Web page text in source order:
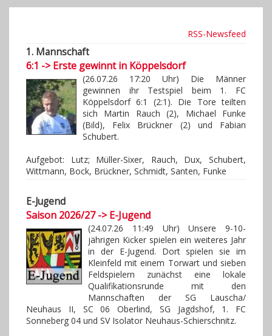
Sponsoren
Links
Gästebuch
RSS-Newsfeed
1. Mannschaft
6:1 -> Erste gewinnt in Köppelsdorf
(26.07.26 17:20 Uhr) Die Männer
gewinnen ihr Testspiel beim 1. FC
Köppelsdorf 6:1 (2:1). Die Tore teilten
sich Martin Rauch (2), Michael Funke
(Bild), Felix Brückner (2) und Fabian
Schubert.
Aufgebot: Lutz; Müller-Sixer, Rauch, Dux, Schubert,
Wittmann, Bock, Brückner, Schmidt, Santen, Funke
E-Jugend
Saison 2026/27 -> E-Jugend
(24.07.26 11:49 Uhr) Unsere 9-10-
jährigen Kicker spielen ein weiteres Jahr
in der E-Jugend. Dort spielen sie im
Kleinfeld mit einem Torwart und sieben
Feldspielern zunächst eine lokale
Qualifikationsrunde mit den
Mannschaften der SG Lauscha/
Neuhaus II, SC 06 Oberlind, SG Jagdshof, 1. FC
Sonneberg 04 und SV Isolator Neuhaus-Schierschnitz.